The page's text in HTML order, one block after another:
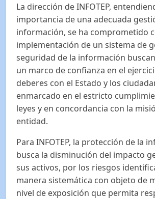
La dirección de INFOTEP,
importancia de una adecuada
información, se ha comprometido
implementación de un sistema de
seguridad de la información
un marco de confianza en el
deberes con el Estado y los
enmarcado en el estricto
leyes y en concordancia con la
entidad.
Para INFOTEP, la protección de la
busca la disminución del impacto
sus activos, por los riesgos
manera sistemática con objeto de
nivel de exposición que permita